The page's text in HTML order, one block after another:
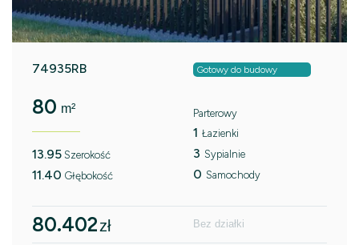
74935RB Gotowy do budowy
80 m²
13.95 Szerokość
11.40 Głębokość
Parterowy
1 Łazienki
3 Sypialnie
0 Samochody
80.402zł Bez działki